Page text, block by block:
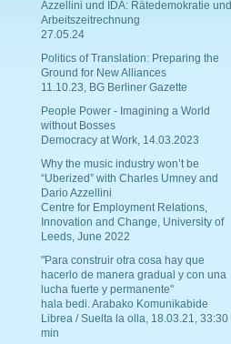
Azzellini und IDA: Rätedemokratie und
Arbeitszeitrechnung
27.05.24
Politics of Translation: Preparing the
Ground for New Alliances
11.10.23, BG Berliner Gazette
People Power - Imagining a World
without Bosses
Democracy at Work, 14.03.2023
Why the music industry won’t be
“Uberized” with Charles Umney and
Dario Azzellini
Centre for Employment Relations,
Innovation and Change, University of
Leeds, June 2022
"Para construir otra cosa hay que
hacerlo de manera gradual y con una
lucha fuerte y permanente"
hala bedi. Arabako Komunikabide
Librea / Suelta la olla, 18.03.21, 33:30
min